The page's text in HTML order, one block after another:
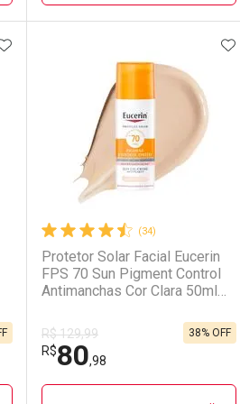
FECHAR
FECHAR
Laboratório
Ativar Desconto
Por Menos
AOS FAVORITOS
(34)
Protetor Solar Facial Eucerin
FPS 70 Sun Pigment Control
Antimanchas Cor Clara 50ml
R$ 129,99
R$80,98
38% OFF